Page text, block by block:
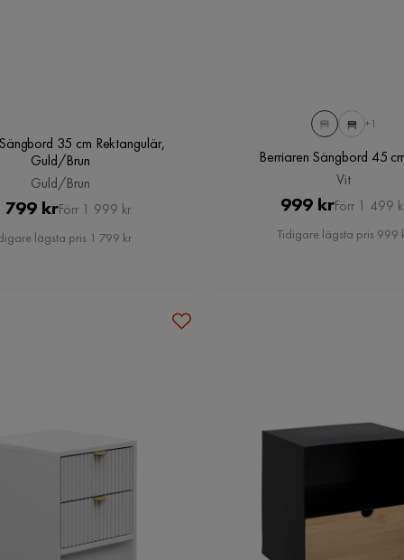
35 cm Rektangulär,
Guld/Brun
Guld/Brun
Pris
799 krOriginal
Pris
Förr 1 999 kr
lägsta pris 1 799 kr
+1
Berriaren Sängbord 45
Vit
Pris
999 kr Original
Pris
Förr 1 499
Tidigare lägsta pris 999